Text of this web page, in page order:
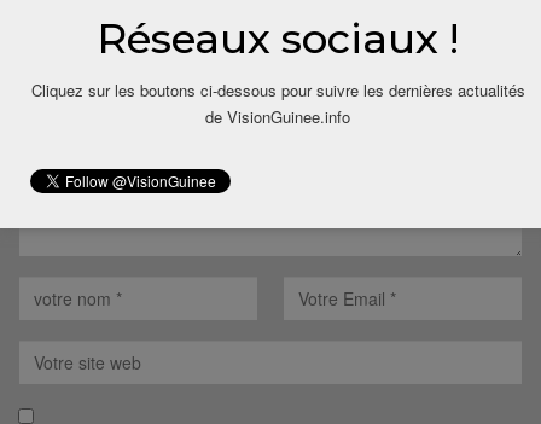
Votre adresse email ne sera pas publiée.
Réseaux sociaux !
Cliquez sur les boutons ci-dessous pour suivre les dernières actualités
de VisionGuinee.info